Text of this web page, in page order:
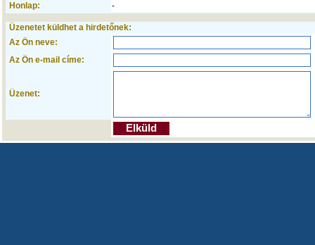
Honlap:
-
Üzenetet küldhet a hirdetőnek:
Az Ön neve:
Az Ön e-mail címe:
Üzenet: